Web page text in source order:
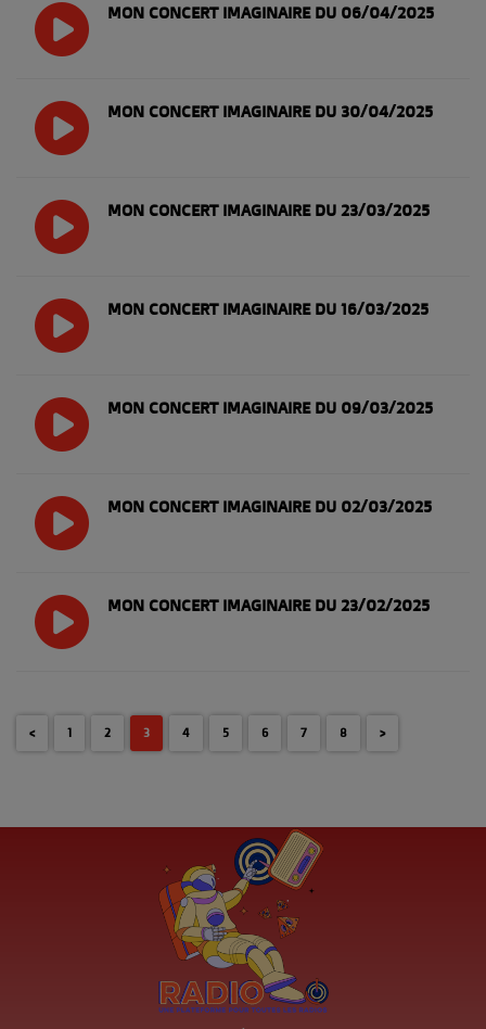
MON CONCERT IMAGINAIRE DU 06/04/2025
MON CONCERT IMAGINAIRE DU 30/04/2025
MON CONCERT IMAGINAIRE DU 23/03/2025
MON CONCERT IMAGINAIRE DU 16/03/2025
MON CONCERT IMAGINAIRE DU 09/03/2025
MON CONCERT IMAGINAIRE DU 02/03/2025
MON CONCERT IMAGINAIRE DU 23/02/2025
< 1 2 3 4 5 6 7 8 >
.